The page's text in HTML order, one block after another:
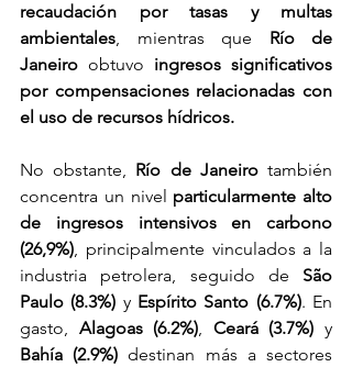
recaudación por tasas y multas
ambientales, mientras que Río de
Janeiro obtuvo ingresos significativos
por compensaciones relacionadas con
el uso de recursos hídricos.
No obstante, Río de Janeiro también
concentra un nivel particularmente alto
de ingresos intensivos en carbono
(26,9%), principalmente vinculados a la
industria petrolera, seguido de São
Paulo (8.3%) y Espírito Santo (6.7%). En
gasto, Alagoas (6.2%), Ceará (3.7%)
Bahía (2.9%) destinan más a sectores